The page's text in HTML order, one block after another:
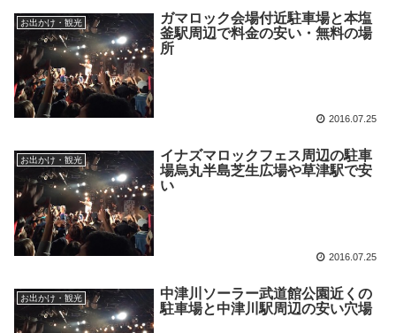
お出かけ・観光
ガマロック会場付近駐車場と本塩
釜駅周辺で料金の安い・無料の場
所
2016.07.25
お出かけ・観光
イナズマロックフェス周辺の駐車
場烏丸半島芝生広場や草津駅で安
い
2016.07.25
お出かけ・観光
中津川ソーラー武道館公園近くの
駐車場と中津川駅周辺の安い穴場